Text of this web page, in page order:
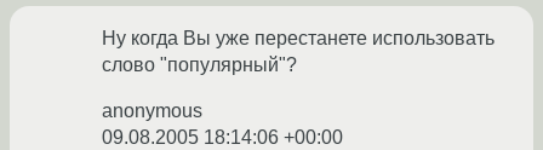
Ну когда Вы уже перестанете использовать
слово "популярный"?
anonymous
09.08.2005 18:14:06 +00:00